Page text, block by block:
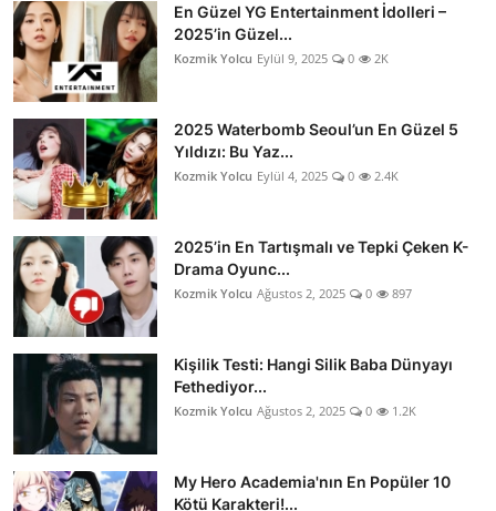
En Güzel YG Entertainment İdolleri –
2025’in Güzel...
Kozmik Yolcu Eylül 9, 2025 0 2K
2025 Waterbomb Seoul’un En Güzel 5
Yıldızı: Bu Yaz...
Kozmik Yolcu Eylül 4, 2025 0 2.4K
2025’in En Tartışmalı ve Tepki Çeken K-
Drama Oyunc...
Kozmik Yolcu Ağustos 2, 2025 0 897
Kişilik Testi: Hangi Silik Baba Dünyayı
Fethediyor...
Kozmik Yolcu Ağustos 2, 2025 0 1.2K
My Hero Academia'nın En Popüler 10
Kötü Karakteri!...